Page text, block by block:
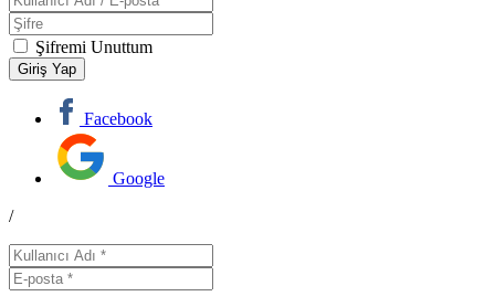
Şifremi Unuttum
Facebook
Google
/